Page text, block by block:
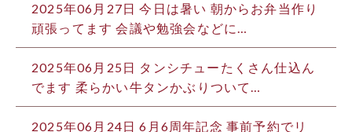
2025年06月27日 今日は暑い 朝からお弁当作り
頑張ってます 会議や勉強会などに…
2025年06月25日 タンシチューたくさん仕込ん
でます 柔らかい牛タンかぶりついて…
2025年06月24日 6月6周年記念 事前予約でリ